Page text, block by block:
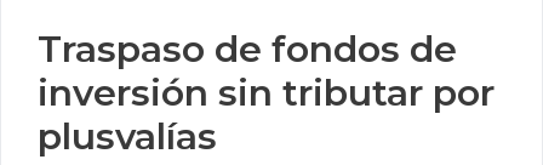
Traspaso de fondos de
inversión sin tributar por
plusvalías